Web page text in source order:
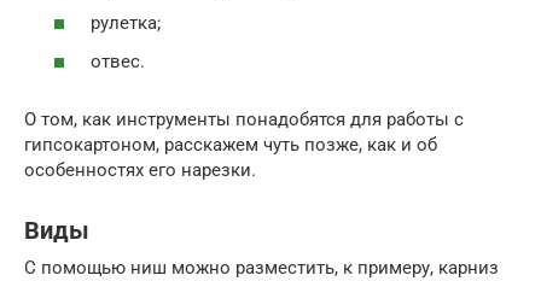
рулетка;
отвес.
О том, как инструменты понадобятся для работы с
гипсокартоном, расскажем чуть позже, как и об
особенностях его нарезки.
Виды
С помощью ниш можно разместить, к примеру, карниз